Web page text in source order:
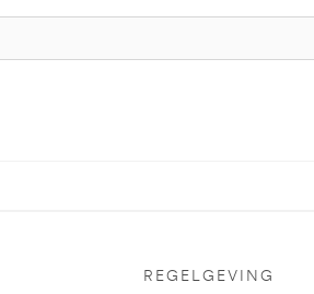
REGELGEVING